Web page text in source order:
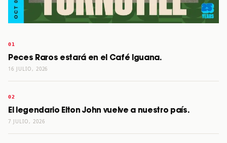
Peces Raros estará en el Café Iguana.
16 JULIO, 2026
El legendario Elton John vuelve a nuestro país.
7 JULIO, 2026